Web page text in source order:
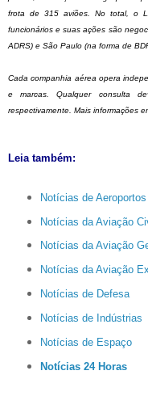
frota de 315 aviões. No total, o
funcionários e suas ações são
ADRS) e São Paulo (na forma de
Cada companhia aérea opera
e marcas. Qualquer consulta
respectivamente. Mais informações
Leia também:
Notícias de Aeroportos
Notícias da Aviação
Notícias da Aviação
Notícias da Aviação
Notícias de Defesa
Notícias de Indústrias
Notícias de Espaço
Notícias 24 Horas